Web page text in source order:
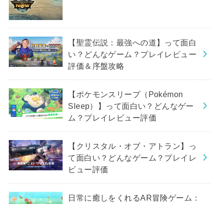
【聖霊伝説：最強への道】って面白
い？どんなゲーム？プレイレビュー
評価＆序盤攻略
【ポケモンスリープ（Pokémon
Sleep）】って面白い？どんなゲー
ム？プレイレビュー評価
【クリスタル・オブ・アトラン】っ
て面白い？どんなゲーム？プレイレ
ビュー評価
日常に癒しをくれるAR冒険ゲーム：